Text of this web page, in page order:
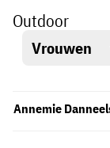
Outdoor
Annemie